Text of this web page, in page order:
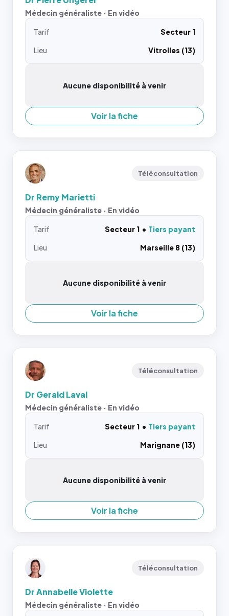
Médecin généraliste · En vidéo
Tarif
Secteur 1
Lieu
Vitrolles (13)
Aucune disponibilité à venir
Voir la fiche
Téléconsultation
Dr Remy Marietti
Médecin généraliste · En vidéo
Tarif Secteur 1
Tiers payant
Lieu
Marseille 8 (13)
Aucune disponibilité à venir
Voir la fiche
Téléconsultation
Dr Gerald Laval
Médecin généraliste · En vidéo
Tarif Secteur 1
Tiers payant
Lieu
Marignane (13)
Aucune disponibilité à venir
Voir la fiche
Téléconsultation
Dr Annabelle Violette
Médecin généraliste · En vidéo